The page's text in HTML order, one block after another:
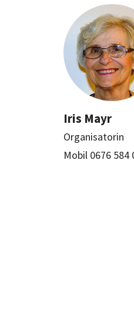
Iris Mayr
Organisatorin
Mobil 0676 584